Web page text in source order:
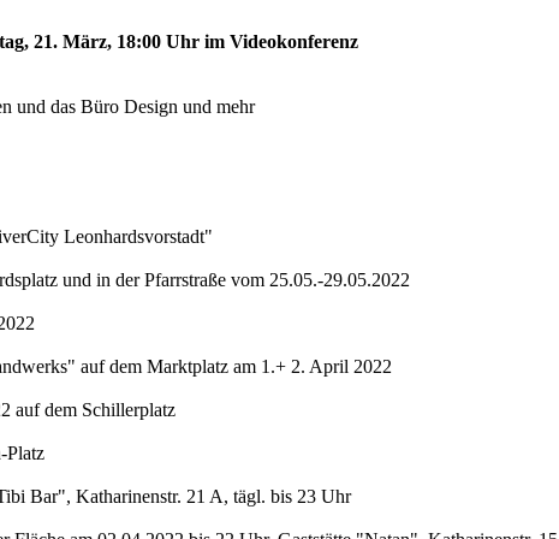
21. März, 18:00 Uhr im Videokonferenz
und das Büro Design und mehr
Leonhardsvorstadt"
und in der Pfarrstraße vom 25.05.-29.05.2022
auf dem Marktplatz am 1.+ 2. April 2022
auf dem Schillerplatz
Platz
Bar", Katharinenstr. 21 A, tägl. bis 23 Uhr